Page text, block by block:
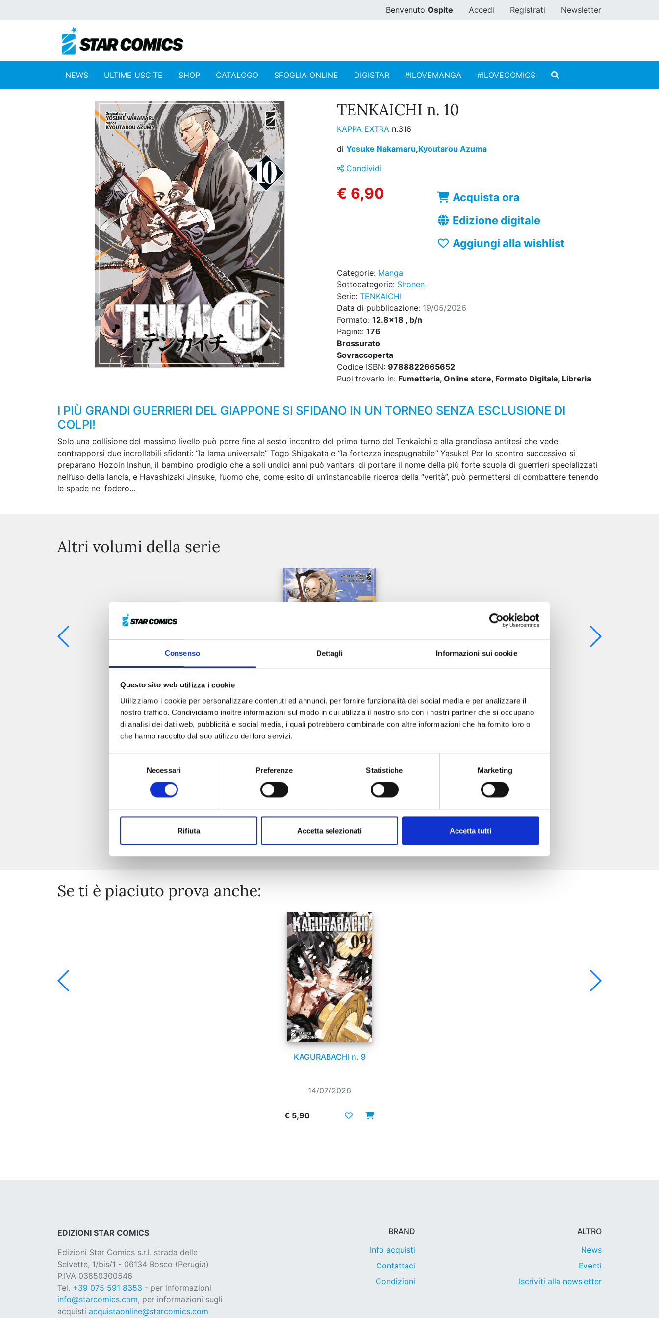
Consenso Dettagli Informazioni sui cookie
Questo sito web utilizza i cookie
Utilizziamo i cookie per personalizzare contenuti ed annunci, per fornire funzionalità dei social media e per analizzare il
nostro traffico. Condividiamo inoltre informazioni sul modo in cui utilizza il nostro sito con i nostri partner che si occupano
di analisi dei dati web, pubblicità e social media, i quali potrebbero combinarle con altre informazioni che ha fornito loro o
che hanno raccolto dal suo utilizzo dei loro servizi.
Necessari Preferenze Statistiche Marketing
Rifiuta Accetta selezionati Accetta tutti
Benvenuto Ospite Accedi Registrati Newsletter
NEWS ULTIME USCITE SHOP CATALOGO SFOGLIA ONLINE DIGISTAR #ILOVEMANGA #ILOVECOMICS
TENKAICHI n. 10
KAPPA EXTRA n.316
di Yosuke Nakamaru,Kyoutarou Azuma
Condividi
€ 6,90
Acquista ora
Edizione digitale
Aggiungi alla wishlist
Categorie: Manga
Sottocategorie: Shonen
Serie: TENKAICHI
Data di pubblicazione: 19/05/2026
Formato: 12.8x18 , b/n
Pagine: 176
Brossurato
Sovraccoperta
Codice ISBN: 9788822665652
Puoi trovarlo in: Fumetteria, Online store, Formato Digitale, Libreria
I PIÙ GRANDI GUERRIERI DEL GIAPPONE SI SFIDANO IN UN TORNEO SENZA ESCLUSIONE DI
COLPI!
Solo una collisione del massimo livello può porre fine al sesto incontro del primo turno del Tenkaichi e alla grandiosa antitesi che vede
contrapporsi due incrollabili sfidanti: “la lama universale” Togo Shigakata e “la fortezza inespugnabile” Yasuke! Per lo scontro successivo si
preparano Hozoin Inshun, il bambino prodigio che a soli undici anni può vantarsi di portare il nome della più forte scuola di guerrieri specializzati
nell’uso della lancia, e Hayashizaki Jinsuke, l’uomo che, come esito di un’instancabile ricerca della “verità”, può permettersi di combattere tenendo
le spade nel fodero...
Altri volumi della serie
TENKAICHI n. 11
€ 6,90
Mostra tutto
Se ti è piaciuto prova anche:
KAGURABACHI n. 9
14/07/2026
€ 5,90
EDIZIONI STAR COMICS
Edizioni Star Comics s.r.l. strada delle
Selvette, 1/bis/1 - 06134 Bosco (Perugia)
P.IVA 03850300546
Tel. +39 075 591 8353 - per informazioni
info@starcomics.com, per informazioni sugli
acquisti acquistaonline@starcomics.com
BRAND
Info acquisti
Contattaci
Condizioni
ALTRO
News
Eventi
Iscriviti alla newsletter